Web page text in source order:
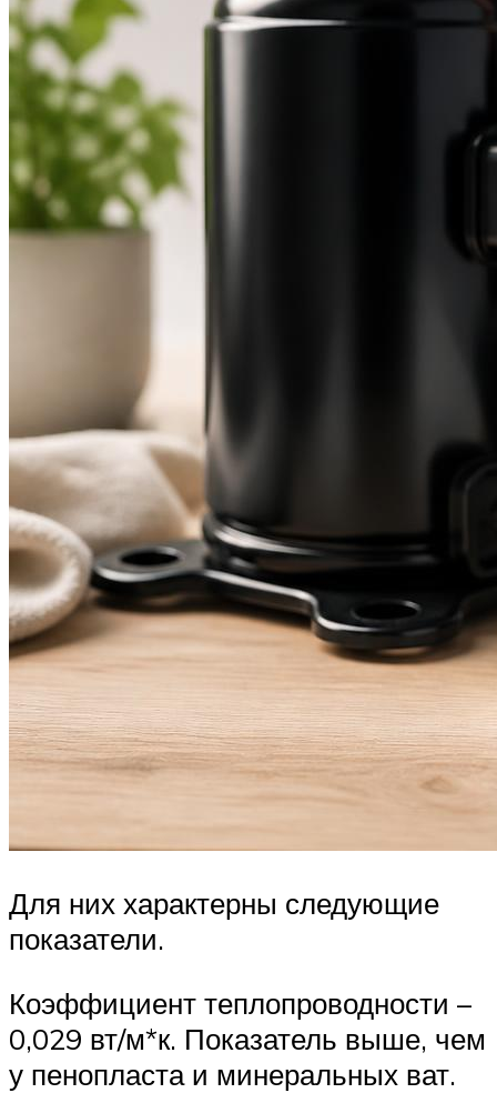
Для них характерны следующие
показатели.
Коэффициент теплопроводности –
0,029 вт/м*к. Показатель выше, чем
у пенопласта и минеральных ват.